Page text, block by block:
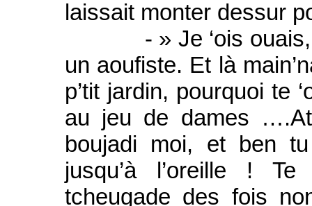
laissait monter dessur
- » Je ‘ois ouais, je
un aoufiste. Et là
p’tit jardin, pourquoi te
au jeu de dames
boujadi moi, et ben
jusqu’à l’oreille !
tcheugade des fois